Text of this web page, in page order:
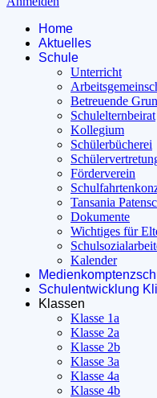
Home
Aktuelles
Schule
Unterricht
Betreuende
Schulelternbeirat
Kollegium
Schülerbücherei
Förderverein
Tansania
Dokumente
Wichtiges für
Kalender
Schulentwicklung
Klassen
Klasse 1a
Klasse 2a
Klasse 2b
Klasse 3a
Klasse 4a
Klasse 4b